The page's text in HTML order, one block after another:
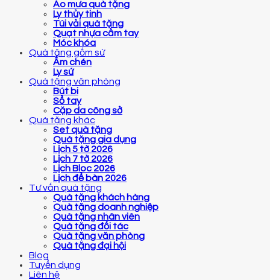
Áo mưa quà tặng
Ly thủy tinh
Túi vải quà tặng
Quạt nhựa cầm tay
Móc khóa
Quà tặng gốm sứ
Ấm chén
Ly sứ
Quà tặng văn phòng
Bút bi
Sổ tay
Cặp da công sở
Quà tặng khác
Set quà tặng
Quà tặng gia dụng
Lịch 5 tờ 2026
Lịch 7 tờ 2026
Lịch Bloc 2026
Lịch để bàn 2026
Tư vấn quà tặng
Quà tặng khách hàng
Quà tặng doanh nghiệp
Quà tặng nhân viên
Quà tặng đối tác
Quà tặng văn phòng
Quà tặng đại hội
Blog
Tuyển dụng
Liên hệ